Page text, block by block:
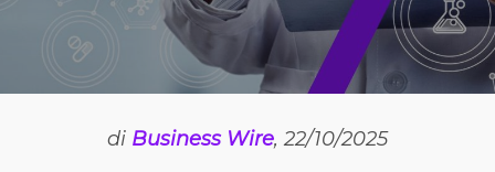
di Business Wire, 22/10/2025